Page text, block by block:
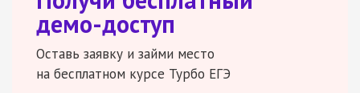
демо-доступ
Оставь заявку и займи место
на бесплатном курсе Турбо ЕГЭ